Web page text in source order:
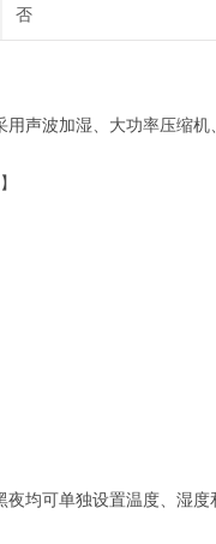
否
声波加湿、大功率压缩机
均可单独设置温度、湿度